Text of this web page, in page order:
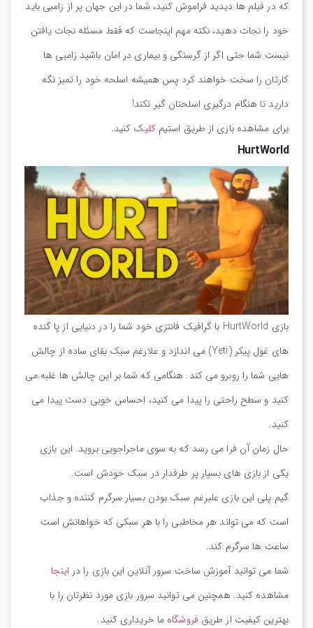
که در فیلم ها دیدید فراموش کنید، شما در این جهان پر از زامبی باید
خود را نجات دهید، نکته مهم اینجاست که فقط مسئله نجات یافتن
نیست شما حتی اگر از گرسنگی و بیماری در امان باشید زامبی ها
کارتان را سخت خواهند کرد پس همیشه اسلحه خود را تمیز نگه
دارید تا هنگام درگیری اسلحتان گیر نکند!
برای مشاهده بازی از طریق استیمکلیک کنید.
HurtWorld
بازی HurtWorld با گرافیک فانتزی خود شما را در دنیایی از پا گنده
های غول پیکر (Yeti) می اندازد و علارغم سبک بقای ساده از چالش
هایی شما را روبرو می کند. هنگامی که شما بر این چالش ها غلبه می
کنید و سطح راحتی را پیدا می کنید، احساس خوبی دست پیدا می
کنید.
حال زمان آن فرا می رسد که به سوی ماجراجویی بروید. این بازی
یکی از بازی های بسیار پر طرفدار در سبک خودش است.
گیم پلی این بازی علیرغم سبک بودن بسیار سرگرم کننده و جذاب
است که می تواند هر مخاطبی را با هر سبکی که خواهانش است
ساعت ها سرگرم کند.
شما می توانید آموزش ساخت سرور آنلاین این بازی را در اینجا
مشاهده کنید. همچنین می توانید سرور بازی مورد نظرتان را با
بهترین کیفیت از طریق فروشگاه ما خریداری کنید.